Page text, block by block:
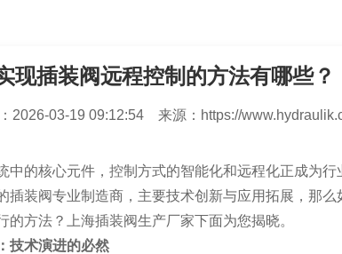
现插装阀远程控制的方法有哪些？
2026-03-19 09:12:54 来源： https://
中的核心元件，控制方式的智能化和远程化正成为行
插装阀专业制造商，主要技术创新与应用拓展，那
的方法？上海插装阀生产厂家下面为您揭晓。
技术演进的必然